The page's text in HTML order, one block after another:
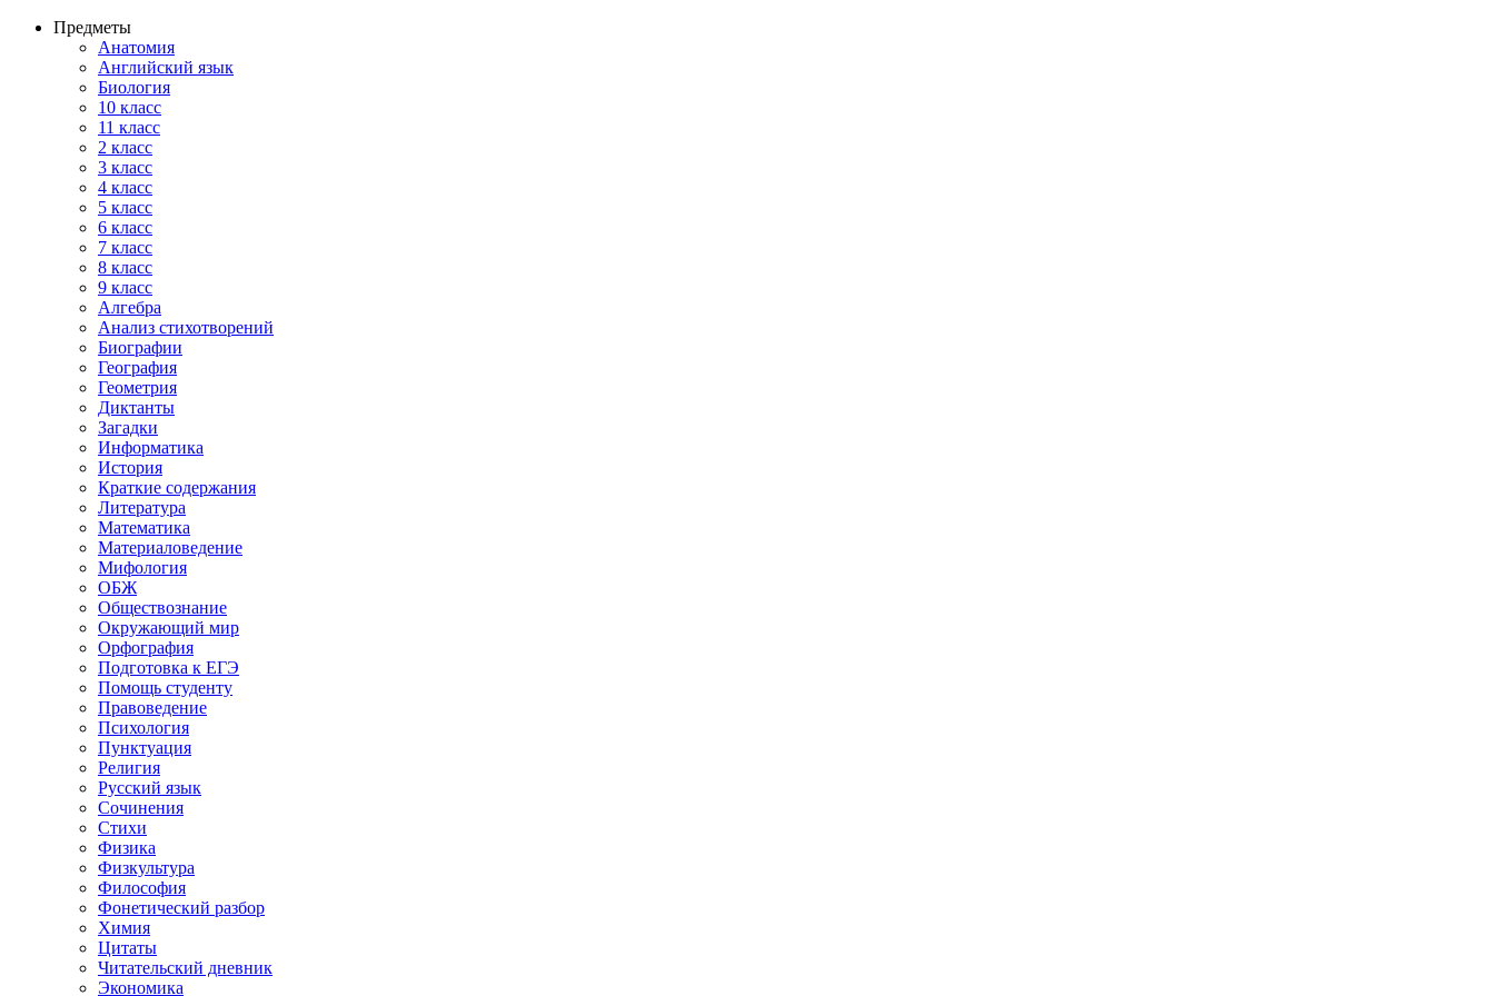
Предметы
Анатомия
Английский язык
Биология
10 класс
11 класс
2 класс
3 класс
4 класс
5 класс
6 класс
7 класс
8 класс
9 класс
Алгебра
Анализ стихотворений
Биографии
География
Геометрия
Диктанты
Загадки
Информатика
История
Краткие содержания
Литература
Математика
Материаловедение
Мифология
ОБЖ
Обществознание
Окружающий мир
Орфография
Подготовка к ЕГЭ
Помощь студенту
Правоведение
Психология
Пунктуация
Религия
Русский язык
Сочинения
Стихи
Физика
Физкультура
Философия
Фонетический разбор
Химия
Цитаты
Читательский дневник
Экономика